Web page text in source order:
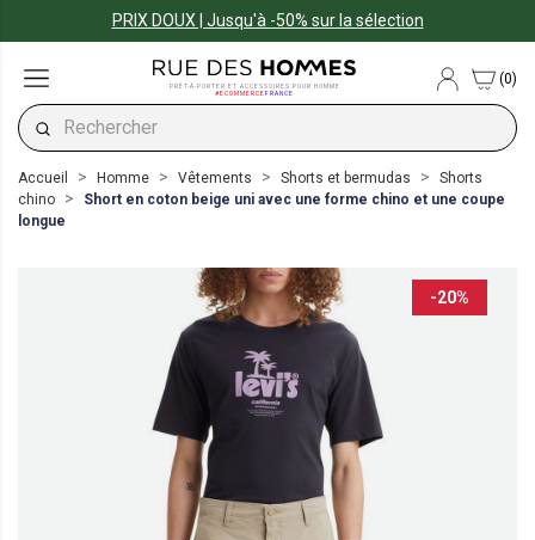
PRIX DOUX | Jusqu'à -50% sur la sélection
PRÊT-À-PORTER ET ACCESSOIRES POUR HOMME
#ECOMMERCEFRANCE
(0)
Accueil Homme Vêtements Shorts et bermudas
Shorts
chino
Short en coton beige uni avec une forme chino et une coupe
longue
-20%